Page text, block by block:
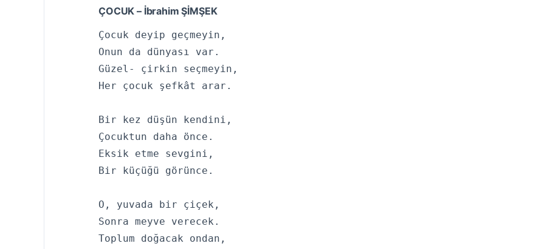
ÇOCUK – İbrahim ŞİMŞEK
Çocuk deyip geçmeyin,
Onun da dünyası var.
Güzel- çirkin seçmeyin,
Her çocuk şefkât arar.
Bir kez düşün kendini,
Çocuktun daha önce.
Eksik etme sevgini,
Bir küçüğü görünce.
O, yuvada bir çiçek,
Sonra meyve verecek.
Toplum doğacak ondan,